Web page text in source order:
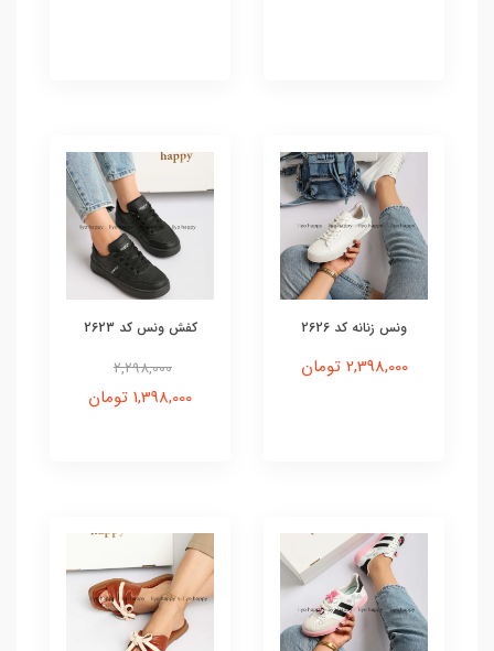
ونس زنانه کد 2626
2,398,000 تومان
کفش ونس کد 2623
2,298,000
1,398,000 تومان